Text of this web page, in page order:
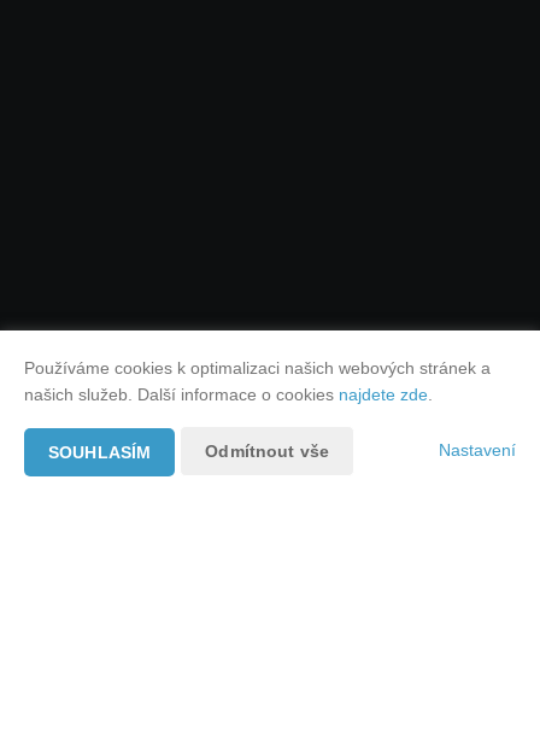
Používáme cookies k optimalizaci našich webových stránek a
našich služeb. Další informace o cookies najdete zde
SOUHLASÍM Odmítnout vše Nastavení